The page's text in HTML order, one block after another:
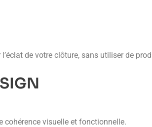
de votre clôture, sans utiliser de
visuelle et fonctionnelle.